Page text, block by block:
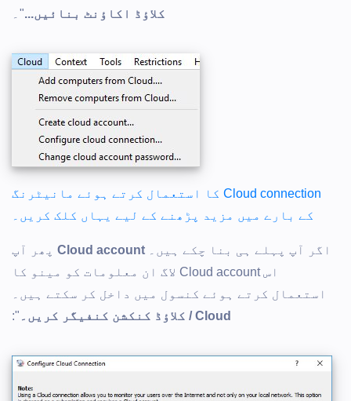
کلاؤڈ اکاؤنٹ بنائیں..."۔
Cloud connection کا استعمال کرتے ہوئے مانیٹرنگ
کے بارے میں مزید پڑھنے کے لیے یہاں کلک کریں۔
اگر آپ پہلے ہی بنا چکے ہیں۔ Cloud account پھر آپ
اس Cloud account لاگ ان معلومات کو مینو کا
استعمال کرتے ہوئے کنسول میں داخل کر سکتے ہیں۔
Cloud / کلاؤڈ کنکشن کنفیگر کریں۔
":